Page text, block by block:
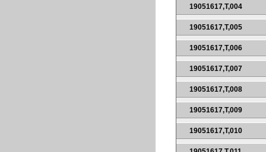
19051617,T,004
19051617,T,005
19051617,T,006
19051617,T,007
19051617,T,008
19051617,T,009
19051617,T,010